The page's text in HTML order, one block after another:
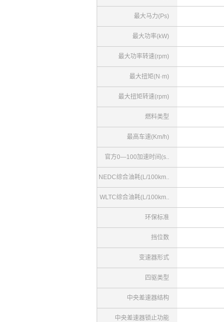
最大马力(Ps)
最大功率(kW)
最大功率转速(rpm)
最大扭矩(N·m)
最大扭矩转速(rpm)
燃料类型
最高车速(Km/h)
官方0—100加速时间(s..
NEDC综合油耗(L/100km..
WLTC综合油耗(L/100km..
环保标准
挡位数
变速器形式
四驱类型
中央差速器结构
中央差速器锁止功能